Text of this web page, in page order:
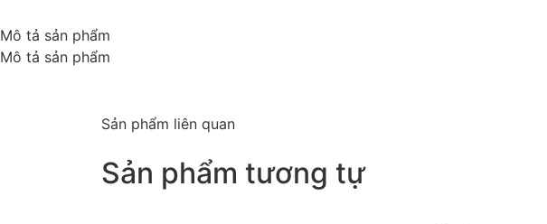
Mô tả sản phẩm
Mô tả sản phẩm
Sản phẩm liên quan
Sản phẩm tương tự